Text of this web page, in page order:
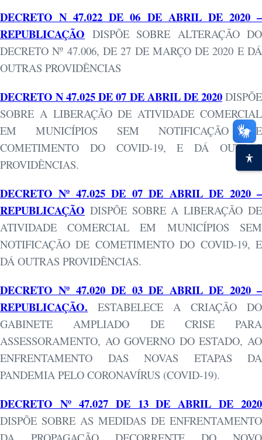
DECRETO N 47.022 DE 06 DE ABRIL DE 2020 –
REPUBLICAÇÃO DISPÕE SOBRE ALTERAÇÃO DO
DECRETO Nº 47.006, DE 27 DE MARÇO DE 2020 E DÁ
OUTRAS PROVIDÊNCIAS
DECRETO N 47.025 DE 07 DE ABRIL DE 2020 DISPÕE
SOBRE A LIBERAÇÃO DE ATIVIDADE COMERCIAL
EM MUNICÍPIOS SEM NOTIFICAÇÃO DE
COMETIMENTO DO COVID-19, E
DÁ OUTRAS
PROVIDÊNCIAS.
DECRETO Nº 47.025 DE 07 DE ABRIL DE 2020 –
REPUBLICAÇÃO DISPÕE SOBRE A LIBERAÇÃO DE
ATIVIDADE COMERCIAL EM MUNICÍPIOS SEM
NOTIFICAÇÃO DE COMETIMENTO DO COVID-19, E
DÁ OUTRAS PROVIDÊNCIAS.
DECRETO Nº 47.020 DE 03 DE ABRIL DE 2020 –
REPUBLICAÇÃO.
ESTABELECE A CRIAÇÃO DO
GABINETE AMPLIADO DE CRISE PARA
ASSESSORAMENTO, AO GOVERNO DO ESTADO, AO
ENFRENTAMENTO DAS NOVAS ETAPAS DA
PANDEMIA PELO CORONAVÍRUS (COVID-19).
DECRETO Nº 47.027 DE 13 DE ABRIL DE 2020
DISPÕE SOBRE AS MEDIDAS DE ENFRENTAMENTO